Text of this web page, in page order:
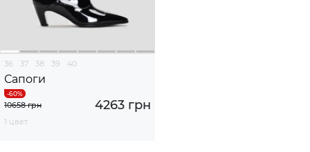
36 37 38 39 40
Сапоги
4263 грн
10658 грн
1 цвет